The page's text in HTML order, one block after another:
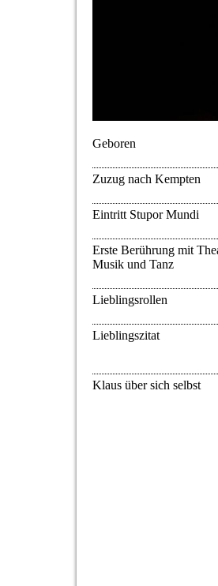
Geboren
Zuzug nach Kempten
Eintritt Stupor Mundi
Erste Berührung mit
Musik und Tanz
Lieblingsrollen
Lieblingszitat
Klaus über sich selbst